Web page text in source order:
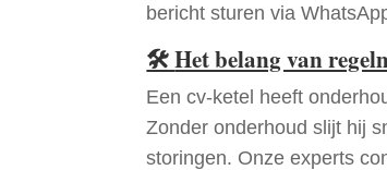
bericht sturen via
🛠Het belang van
Een cv-ketel heeft
Zonder onderhoud slijt hij
storingen. Onze experts